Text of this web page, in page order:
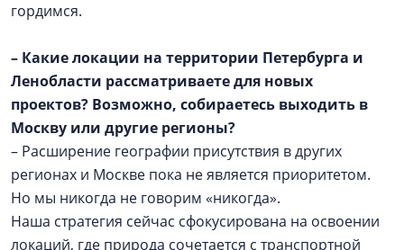
гордимся.
– Какие локации на территории Петербурга и
Ленобласти рассматриваете для новых
проектов? Возможно, собираетесь выходить в
Москву или другие регионы?
– Расширение географии присутствия в других
регионах и Москве пока не является приоритетом.
Но мы никогда не говорим «никогда».
Наша стратегия сейчас сфокусирована на освоении
локаций, где природа сочетается с транспортной